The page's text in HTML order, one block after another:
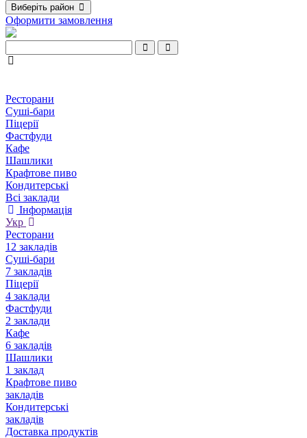
Виберіть район
Оформити замовлення
Ресторани
Суші-бари
Піцерії
Фастфуди
Кафе
Шашлики
Крафтове пиво
Кондитерські
Всі заклади
Інформація
Укр
Ресторани
12 закладів
Суші-бари
7 закладів
Піцерії
4 заклади
Фастфуди
2 заклади
Кафе
6 закладів
Шашлики
1 заклад
Крафтове пиво
закладів
Кондитерські
закладів
Доставка продуктів